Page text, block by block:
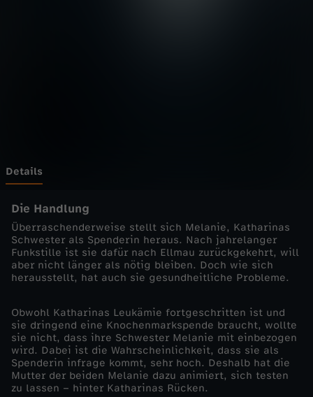
r
-
D
e
r
W
e
Details
Die Handlung
Überraschenderweise stellt sich Melanie, Katharinas
Schwester als Spenderin heraus. Nach jahrelanger
Funkstille ist sie dafür nach Ellmau zurückgekehrt, will
aber nicht länger als nötig bleiben. Doch wie sich
herausstellt, hat auch sie gesundheitliche Probleme.
Obwohl Katharinas Leukämie fortgeschritten ist und
sie dringend eine Knochenmarkspende braucht, wollte
sie nicht, dass ihre Schwester Melanie mit einbezogen
wird. Dabei ist die Wahrscheinlichkeit, dass sie als
Spenderin infrage kommt, sehr hoch. Deshalb hat die
Mutter der beiden Melanie dazu animiert, sich testen
zu lassen – hinter Katharinas Rücken.